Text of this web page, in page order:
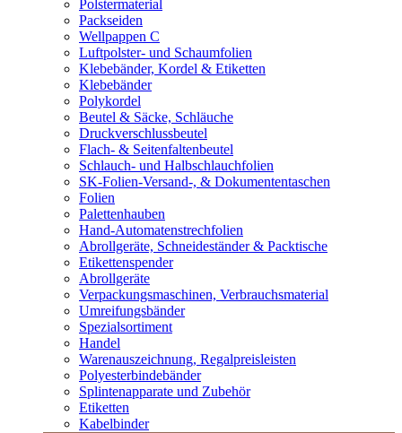
Polstermaterial
Packseiden
Wellpappen C
Luftpolster- und Schaumfolien
Klebebänder, Kordel & Etiketten
Klebebänder
Polykordel
Beutel & Säcke, Schläuche
Druckverschlussbeutel
Flach- & Seitenfaltenbeutel
Schlauch- und Halbschlauchfolien
SK-Folien-Versand-, & Dokumententaschen
Folien
Palettenhauben
Hand-Automatenstrechfolien
Abrollgeräte, Schneideständer & Packtische
Etikettenspender
Abrollgeräte
Verpackungsmaschinen, Verbrauchsmaterial
Umreifungsbänder
Spezialsortiment
Handel
Warenauszeichnung, Regalpreisleisten
Polyesterbindebänder
Splintenapparate und Zubehör
Etiketten
Kabelbinder